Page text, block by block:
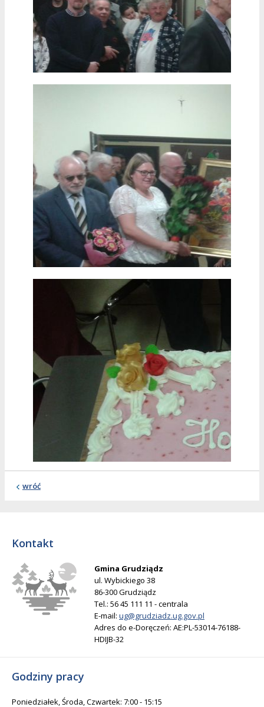
wróć
Kontakt
Gmina Grudziądz
ul. Wybickiego 38
86-300 Grudziądz
Tel.: 56 45 111 11 - centrala
E-mail: ug@grudziadz.ug.gov.pl
Adres do e-Doręczeń: AE:PL-53014-76188-
HDIJB-32
Godziny pracy
Poniedziałek, Środa, Czwartek: 7:00 - 15:15